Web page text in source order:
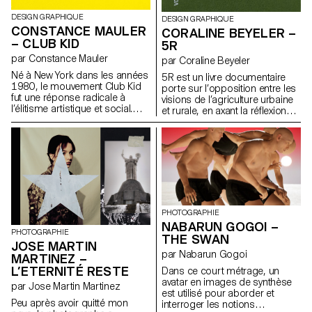
endurance physique,
Exhaustion cherche à
démasquer un système qui
récompense la conformité et
efface le sens — jusqu’à ce qu’il
ne reste que l’épuisement.
critique.
DESIGN GRAPHIQUE
CONSTANCE MAULER
– CLUB KID
par Constance Mauler
Né à New York dans les années
1980, le mouvement Club Kid
fut une réponse radicale à
l’élitisme artistique et social.
Porté par des personnes
queers et marginalisées, il a
transformé la fête en un espace
de liberté, de résistance et
d’auto-création. Cette édition a
pour volonté de faire dialoguer
la première génération des
Club Kids avec la scène
actuelle afin de montrer
comment ce mouvement
continue de défier les normes,
d’inventer de nouveaux codes
et de revendiquer des identités
libres. Une immersion dans une
sous-culture politique et
flamboyante.
DESIGN GRAPHIQUE
CORALINE BEYELER –
5R
par Coraline Beyeler
5R est un livre documentaire
porte sur l’opposition entre les
visions de l’agriculture urbaine
et rurale, en axant la réflexion
sur les développements
apportés par les nouvelles
générations. Il aborde les
thèmes de la pollution ainsi que
des problématiques sociales,
sanitaires et économiques.
PHOTOGRAPHIE
JOSE MARTIN
MARTINEZ –
L’ETERNITÉ RESTE
par Jose Martin Martinez
Peu après avoir quitté mon
PHOTOGRAPHIE
NABARUN GOGOI –
THE SWAN
par Nabarun Gogoi
Dans ce court métrage, un
avatar en images de synthèse
est utilisé pour aborder et
interroger les notions